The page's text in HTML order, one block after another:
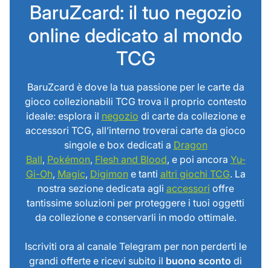
BaruZcard: il tuo negozio
online dedicato al mondo
TCG
BaruZcard è dove la tua passione per le carte da
gioco collezionabili TCG trova il proprio contesto
ideale: esplora il negozio di carte da collezione e
accessori TCG, all’interno troverai carte da gioco
singole e box dedicati a Dragon
Ball, Pokémon, Flesh and Blood, e poi ancora Yu-
Gi-Oh, Magic, Digimone tanti altri giochi TCG. La
nostra sezione dedicata agli accessori offre
tantissime soluzioni per proteggere i tuoi oggetti
da collezione e conservarli in modo ottimale.
Iscriviti ora al canale Telegram per non perderti le
grandi offerte e ricevi subito il buono sconto di